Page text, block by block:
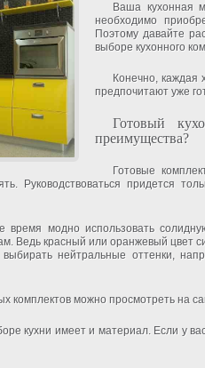
Ваша кухонная
необходимо
Поэтому давайте
выборе кухонного
Конечно, каждая
предпочитают уже
Готовый
преимущества?
Готовые
Руководствоваться придется
модно использовать
Ведь красный или оранжевый цвет
нейтральные оттенки,
комплектов можно просмотреть на
кухни имеет и материал. Если у